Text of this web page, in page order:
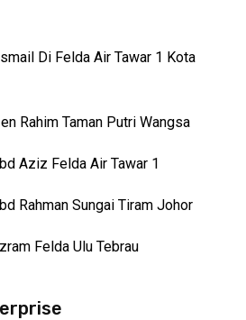
Di Felda Air Tawar 1 Kota
Rahim Taman Putri Wangsa
Aziz Felda Air Tawar 1
Rahman Sungai Tiram Johor
Felda Ulu Tebrau